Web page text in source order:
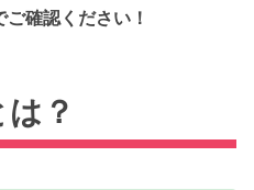
確認ください！
？